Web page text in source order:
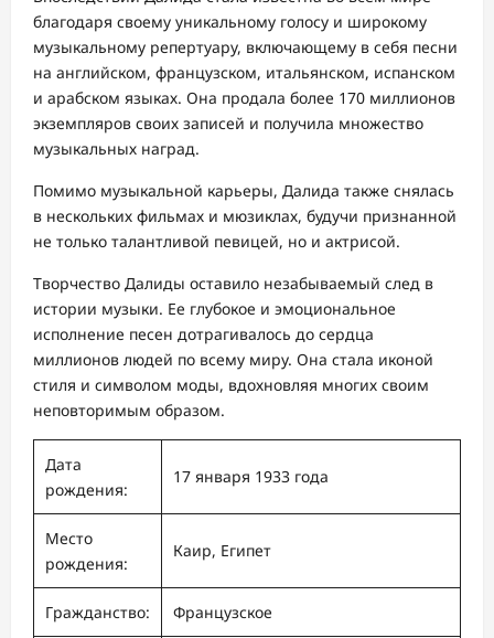
благодаря своему уникальному голосу и широкому
музыкальному репертуару, включающему в себя песни
на английском, французском, итальянском, испанском
и арабском языках. Она продала более 170 миллионов
экземпляров своих записей и получила множество
музыкальных наград.
Помимо музыкальной карьеры, Далида также снялась
в нескольких фильмах и мюзиклах, будучи признанной
не только талантливой певицей, но и актрисой.
Творчество Далиды оставило незабываемый след в
истории музыки. Ее глубокое и эмоциональное
исполнение песен дотрагивалось до сердца
миллионов людей по всему миру. Она стала иконой
стиля и символом моды, вдохновляя многих своим
неповторимым образом.
Дата
рождения:
17 января 1933 года
Место
рождения:
Каир, Египет
Гражданство: Французское